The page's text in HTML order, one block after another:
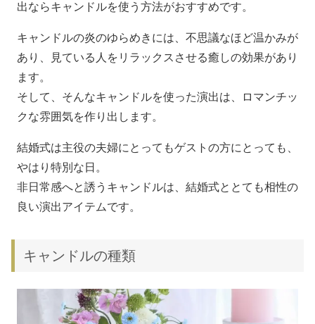
出ならキャンドルを使う方法がおすすめです。
キャンドルの炎のゆらめきには、不思議なほど温かみが
あり、見ている人をリラックスさせる癒しの効果があり
ます。
そして、そんなキャンドルを使った演出は、ロマンチッ
クな雰囲気を作り出します。
結婚式は主役の夫婦にとってもゲストの方にとっても、
やはり特別な日。
非日常感へと誘うキャンドルは、結婚式ととても相性の
良い演出アイテムです。
キャンドルの種類